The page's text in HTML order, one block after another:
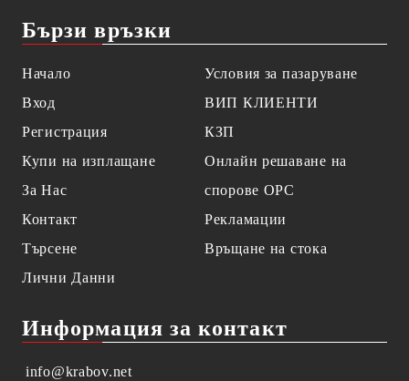
Бързи връзки
Начало
Вход
Регистрация
Купи на изплащане
За Нас
Контакт
Търсене
Лични Данни
Условия за пазаруване
ВИП КЛИЕНТИ
КЗП
Онлайн решаване на
спорове OPC
Рекламации
Връщане на стока
Информация за контакт
info@krabov.net